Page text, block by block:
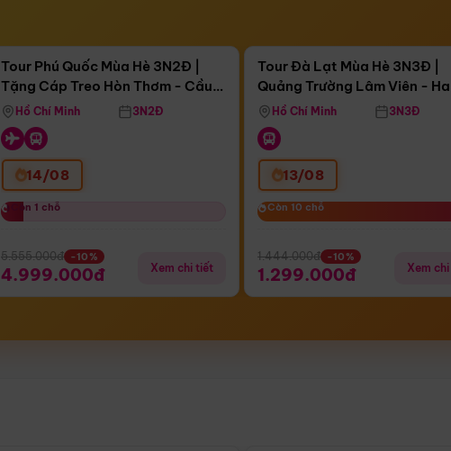
Còn05 ngày 15:02:20
Tặng Cáp Treo Hòn Thơm
Tour Phú Quốc Mùa Hè 3N2Đ |
Tặng Cáp Treo Hòn Thơm - Cầu
Hôn - Công Viên Nước Aquatopia
Hồ Chí Minh 3N2Đ
14/08
Còn 1 chỗ
Còn 1 chỗ
5.555.000đ -10%
4.999.000đ Xem chi tiết
Còn04 ngày 15:02:20
Tour Đà Lạt Mùa Hè 3N3Đ |
Quảng Trường Lâm Viên -
Hill - Puppy Farm
Hồ Chí Minh 3N3Đ
13/08
Còn 10 chỗ
Còn 10 chỗ
1.444.000đ -10%
1.299.000đ Xem